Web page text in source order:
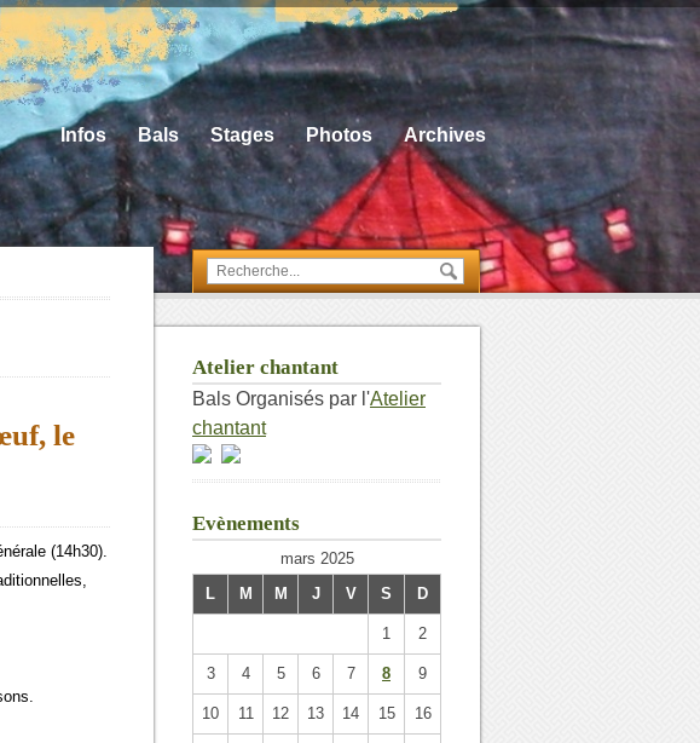
Infos Bals Stages Photos Archives
le
(14h30).
Atelier chantant
Bals Organisés par l'Atelier
chantant
Evènements
mars 2025
L
M M J V S D
1 2
3 4 5 6 7 8 9
10 11 12 13 14 15 16